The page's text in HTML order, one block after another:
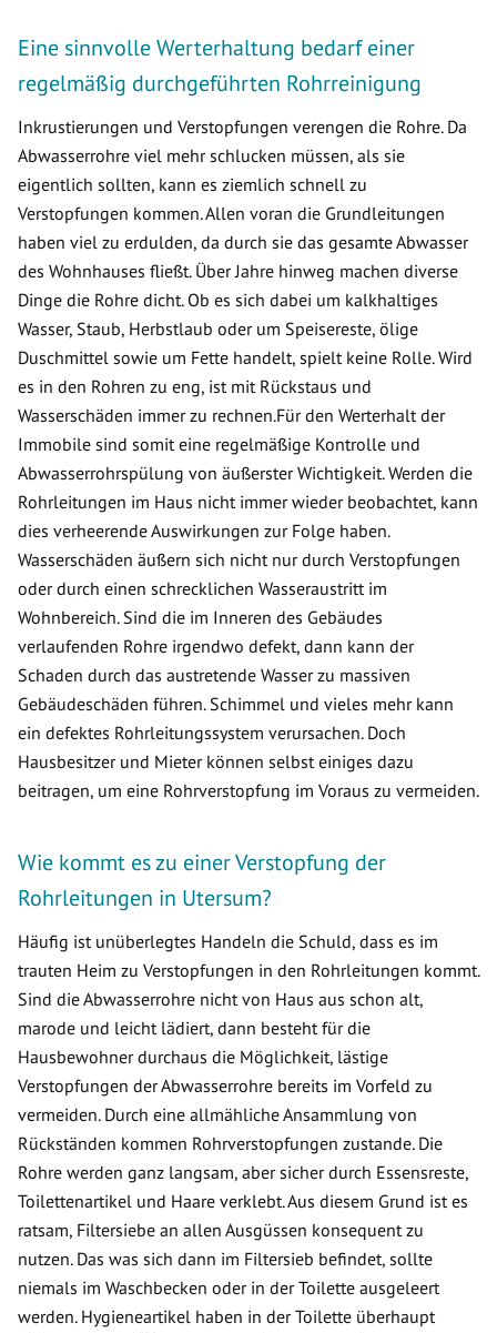
Eine sinnvolle Werterhaltung bedarf einer
regelmäßig durchgeführten Rohrreinigung
Inkrustierungen und Verstopfungen verengen die Rohre. Da
Abwasserrohre viel mehr schlucken müssen, als sie
eigentlich sollten, kann es ziemlich schnell zu
Verstopfungen kommen. Allen voran die Grundleitungen
haben viel zu erdulden, da durch sie das gesamte Abwasser
des Wohnhauses fließt. Über Jahre hinweg machen diverse
Dinge die Rohre dicht. Ob es sich dabei um kalkhaltiges
Wasser, Staub, Herbstlaub oder um Speisereste, ölige
Duschmittel sowie um Fette handelt, spielt keine Rolle. Wird
es in den Rohren zu eng, ist mit Rückstaus und
Wasserschäden immer zu rechnen.Für den Werterhalt der
Immobile sind somit eine regelmäßige Kontrolle und
Abwasserrohrspülung von äußerster Wichtigkeit. Werden die
Rohrleitungen im Haus nicht immer wieder beobachtet, kann
dies verheerende Auswirkungen zur Folge haben.
Wasserschäden äußern sich nicht nur durch Verstopfungen
oder durch einen schrecklichen Wasseraustritt im
Wohnbereich. Sind die im Inneren des Gebäudes
verlaufenden Rohre irgendwo defekt, dann kann der
Schaden durch das austretende Wasser zu massiven
Gebäudeschäden führen. Schimmel und vieles mehr kann
ein defektes Rohrleitungssystem verursachen. Doch
Hausbesitzer und Mieter können selbst einiges dazu
beitragen, um eine Rohrverstopfung im Voraus zu vermeiden.
Wie kommt es zu einer Verstopfung der
Rohrleitungen in Utersum?
Häufig ist unüberlegtes Handeln die Schuld, dass es im
trauten Heim zu Verstopfungen in den Rohrleitungen kommt.
Sind die Abwasserrohre nicht von Haus aus schon alt,
marode und leicht lädiert, dann besteht für die
Hausbewohner durchaus die Möglichkeit, lästige
Verstopfungen der Abwasserrohre bereits im Vorfeld zu
vermeiden. Durch eine allmähliche Ansammlung von
Rückständen kommen Rohrverstopfungen zustande. Die
Rohre werden ganz langsam, aber sicher durch Essensreste,
Toilettenartikel und Haare verklebt. Aus diesem Grund ist es
ratsam, Filtersiebe an allen Ausgüssen konsequent zu
nutzen. Das was sich dann im Filtersieb befindet, sollte
niemals im Waschbecken oder in der Toilette ausgeleert
werden. Hygieneartikel haben in der Toilette überhaupt